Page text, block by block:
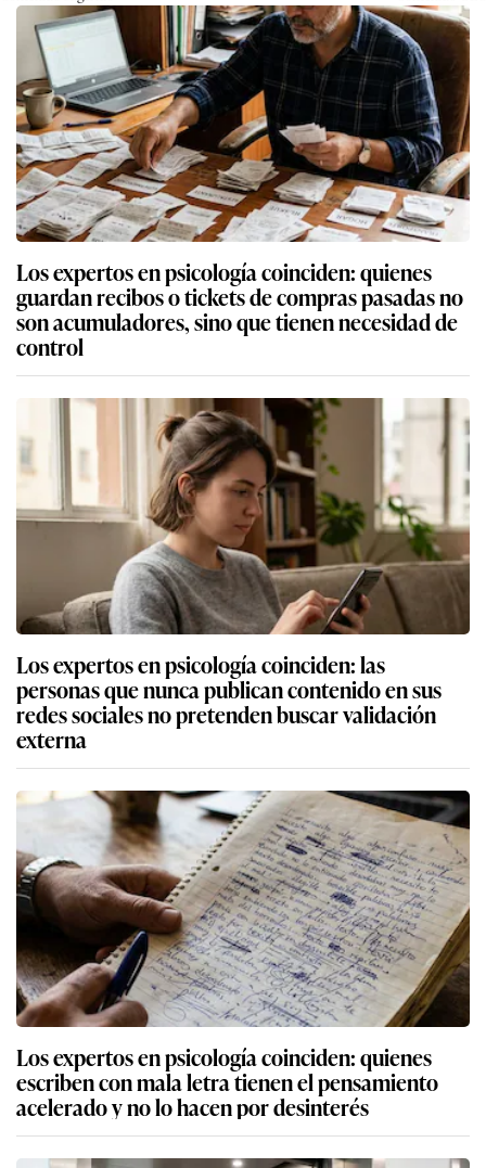
Los expertos en psicología coinciden: quienes
guardan recibos o tickets de compras pasadas no
son acumuladores, sino que tienen necesidad de
control
Los expertos en psicología coinciden: las
personas que nunca publican contenido en sus
redes sociales no pretenden buscar validación
externa
Los expertos en psicología coinciden: quienes
escriben con mala letra tienen el pensamiento
acelerado y no lo hacen por desinterés